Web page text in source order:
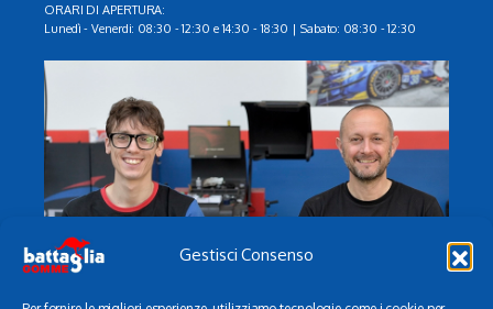
Gestisci Consenso
ORARI DI APERTURA:
Lunedì - Venerdi: 08:30 - 12:30 e 14:30 - 18:30 | Sabato: 08:30 - 12:30